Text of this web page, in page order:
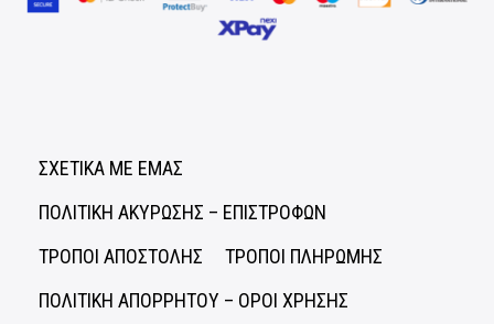
ΣΧΕΤΙΚΑ ΜΕ ΕΜΑΣ
ΠΟΛΙΤΙΚΗ ΑΚΥΡΩΣΗΣ – ΕΠΙΣΤΡΟΦΩΝ
ΤΡΟΠΟΙ ΑΠΟΣΤΟΛΗΣ
ΤΡΟΠΟΙ ΠΛΗΡΩΜΗΣ
ΠΟΛΙΤΙΚΗ ΑΠΟΡΡΗΤΟΥ – ΟΡΟΙ ΧΡΗΣΗΣ